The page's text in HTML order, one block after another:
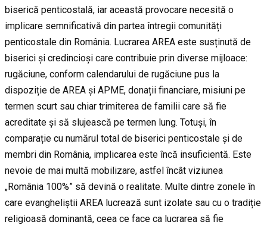
biserică penticostală, iar această provocare necesită o
implicare semnificativă din partea întregii comunități
penticostale din România. Lucrarea AREA este susținută de
biserici și credincioși care contribuie prin diverse mijloace:
rugăciune, conform calendarului de rugăciune pus la
dispoziție de AREA și APME, donații financiare, misiuni pe
termen scurt sau chiar trimiterea de familii care să fie
acreditate și să slujească pe termen lung. Totuși, în
comparație cu numărul total de biserici penticostale și de
membri din România, implicarea este încă insuficientă. Este
nevoie de mai multă mobilizare, astfel încât viziunea
„România 100%” să devină o realitate. Multe dintre zonele în
care evangheliștii AREA lucrează sunt izolate sau cu o tradiție
religioasă dominantă, ceea ce face ca lucrarea să fie